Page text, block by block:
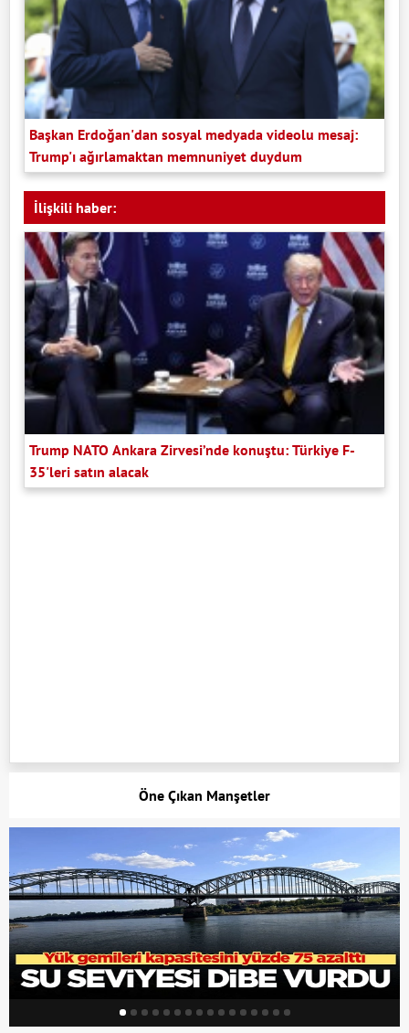
Başkan Erdoğan'dan sosyal medyada videolu mesaj:
Trump'ı ağırlamaktan memnuniyet duydum
İlişkili haber:
Trump NATO Ankara Zirvesi’nde konuştu: Türkiye F-
35'leri satın alacak
Öne Çıkan Manşetler